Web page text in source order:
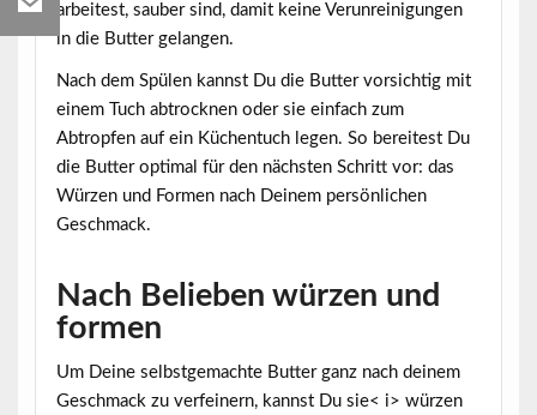
arbeitest, sauber sind, damit keine Verunreinigungen
in die Butter gelangen.
Nach dem Spülen kannst Du die Butter vorsichtig mit
einem Tuch abtrocknen oder sie einfach zum
Abtropfen auf ein Küchentuch legen. So bereitest Du
die Butter optimal für den nächsten Schritt vor: das
Würzen und Formen nach Deinem persönlichen
Geschmack.
Nach Belieben würzen und
formen
Um Deine selbstgemachte Butter ganz nach deinem
Geschmack zu verfeinern, kannst Du sie< i> würzen